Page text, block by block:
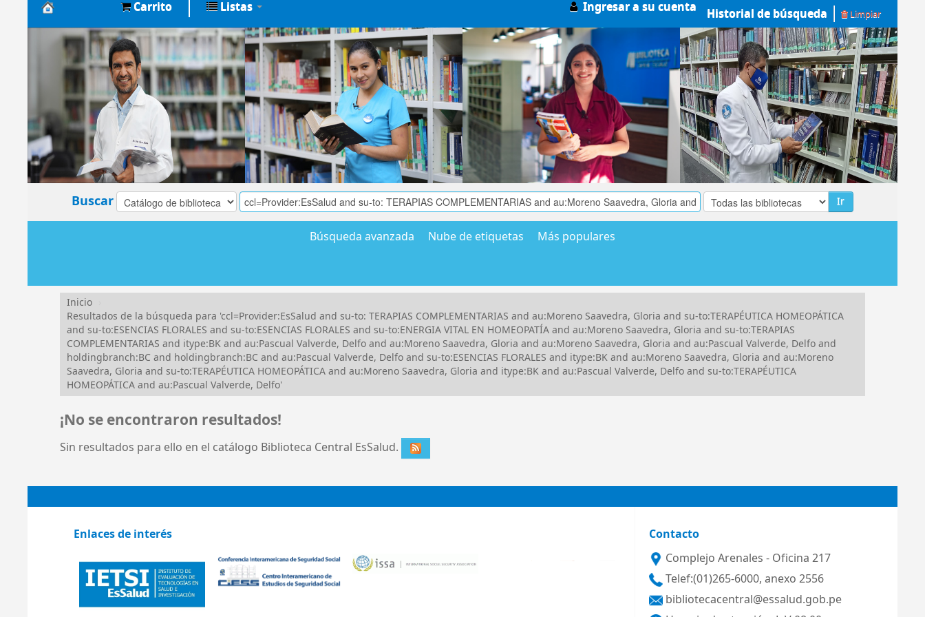
Biblioteca
Central
EsSalud
Carrito Listas Ingresar a su cuenta Historial de búsqueda Limpiar
Buscar Ir
Búsqueda avanzada Nube de etiquetas Más populares
Inicio
Resultados de la búsqueda para 'ccl=Provider:EsSalud and su-to: TERAPIAS COMPLEMENTARIAS and au:Moreno Saavedra, Gloria and su-to:TERAPÉUTICA HOMEOPÁTICA
and su-to:ESENCIAS FLORALES and su-to:ESENCIAS FLORALES and su-to:ENERGIA VITAL EN HOMEOPATÍA and au:Moreno Saavedra, Gloria and su-to:TERAPIAS
COMPLEMENTARIAS and itype:BK and au:Pascual Valverde, Delfo and au:Moreno Saavedra, Gloria and au:Moreno Saavedra, Gloria and au:Pascual Valverde, Delfo and
holdingbranch:BC and holdingbranch:BC and au:Pascual Valverde, Delfo and su-to:ESENCIAS FLORALES and itype:BK and au:Moreno Saavedra, Gloria and au:Moreno
Saavedra, Gloria and su-to:TERAPÉUTICA HOMEOPÁTICA and au:Moreno Saavedra, Gloria and itype:BK and au:Pascual Valverde, Delfo and su-to:TERAPÉUTICA
HOMEOPÁTICA and au:Pascual Valverde, Delfo'
¡No se encontraron resultados!
Sin resultados para ello en el catálogo Biblioteca Central EsSalud.
Enlaces de interés
Contacto
Complejo Arenales - Oficina 217
Telef:(01)265-6000, anexo 2556
bibliotecacentral@essalud.gob.pe